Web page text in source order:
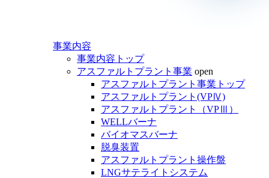
事業内容
事業内容トップ
アスファルトプラント事業 open
アスファルトプラント事業トップ
アスファルトプラント(VPⅣ)
アスファルトプラント（VPⅢ）
WELLバーナ
バイオマスバーナ
脱臭装置
アスファルトプラント操作盤
LNGサテライトシステム